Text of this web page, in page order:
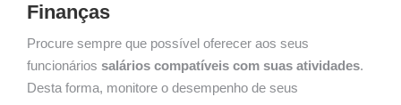
Finanças
Procure sempre que possível oferecer aos seus
funcionários salários compatíveis com suas atividades.
Desta forma, monitore o desempenho de seus